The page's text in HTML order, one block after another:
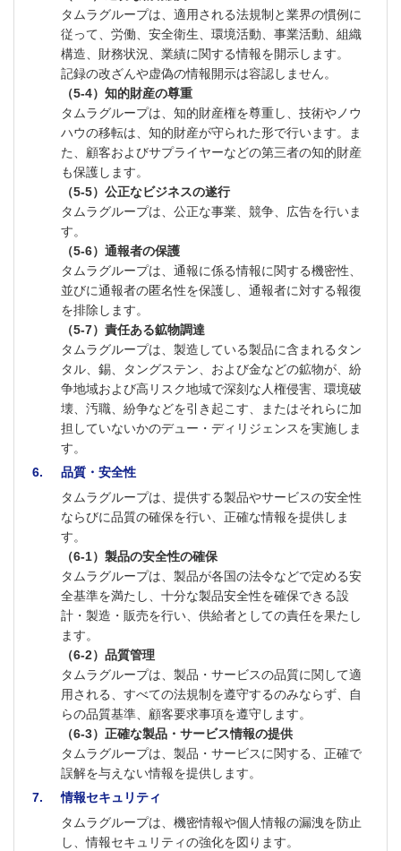
タムラグループは、適用される法規制と業界の慣例に
従って、労働、安全衛生、環境活動、事業活動、組織
構造、財務状況、業績に関する情報を開示します。
記録の改ざんや虚偽の情報開示は容認しません。
（5-4）知的財産の尊重
タムラグループは、知的財産権を尊重し、技術やノウ
ハウの移転は、知的財産が守られた形で行います。ま
た、顧客およびサプライヤーなどの第三者の知的財産
も保護します。
（5-5）公正なビジネスの遂行
タムラグループは、公正な事業、競争、広告を行いま
す。
（5-6）通報者の保護
タムラグループは、通報に係る情報に関する機密性、
並びに通報者の匿名性を保護し、通報者に対する報復
を排除します。
（5-7）責任ある鉱物調達
タムラグループは、製造している製品に含まれるタン
タル、錫、タングステン、および金などの鉱物が、紛
争地域および高リスク地域で深刻な人権侵害、環境破
壊、汚職、紛争などを引き起こす、またはそれらに加
担していないかのデュー・ディリジェンスを実施しま
す。
6
品質・安全性
タムラグループは、提供する製品やサービスの安全性
ならびに品質の確保を行い、正確な情報を提供しま
す。
（6-1）製品の安全性の確保
タムラグループは、製品が各国の法令などで定める安
全基準を満たし、十分な製品安全性を確保できる設
計・製造・販売を行い、供給者としての責任を果たし
ます。
（6-2）品質管理
タムラグループは、製品・サービスの品質に関して適
用される、すべての法規制を遵守するのみならず、自
らの品質基準、顧客要求事項を遵守します。
（6-3）正確な製品・サービス情報の提供
タムラグループは、製品・サービスに関する、正確で
誤解を与えない情報を提供します。
7
情報セキュリティ
タムラグループは、機密情報や個人情報の漏洩を防止
し、情報セキュリティの強化を図ります。